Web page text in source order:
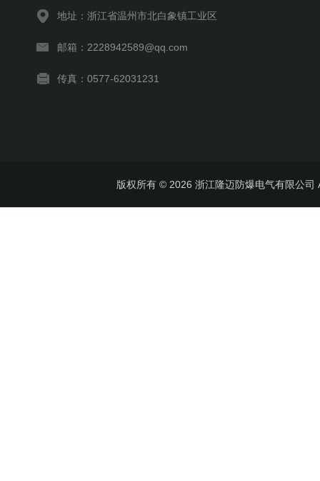
地址：浙江省温州市北白象镇工业区
邮箱：2228942589@qq.com
传真：0577-62031231
版权所有 © 2026 浙江隆迈防爆电气有限